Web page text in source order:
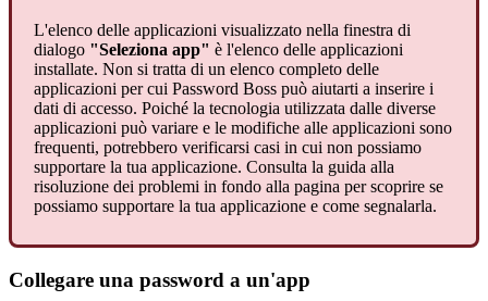
L'elenco delle applicazioni visualizzato nella finestra di
dialogo "Seleziona app" è l'elenco delle applicazioni
installate. Non si tratta di un elenco completo delle
applicazioni per cui Password Boss può aiutarti a inserire i
dati di accesso. Poiché la tecnologia utilizzata dalle diverse
applicazioni può variare e le modifiche alle applicazioni sono
frequenti, potrebbero verificarsi casi in cui non possiamo
supportare la tua applicazione. Consulta la guida alla
risoluzione dei problemi in fondo alla pagina per scoprire se
possiamo supportare la tua applicazione e come segnalarla.
Collegare una password a un'app